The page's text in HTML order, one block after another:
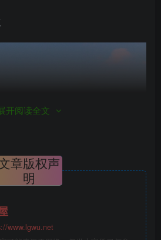
开阅读全文
章版权声
明
www.lgwu.net